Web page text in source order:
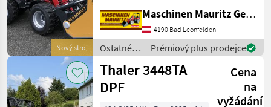
Nový stroj
Rexroth 38 Ps Yanmar
Motor mit Partikelfilter
Stufe V 2 Fahrstufen-
schaltbar am Joys
Maschinen Mauritz GesmbH
4190 Bad Leonfelden
Ostatné
poľnohospodárske
silové
stroje /
Thaler
Prémiový plus prodejce
Thaler 3448TA
DPF
Cena
na
vyžádání